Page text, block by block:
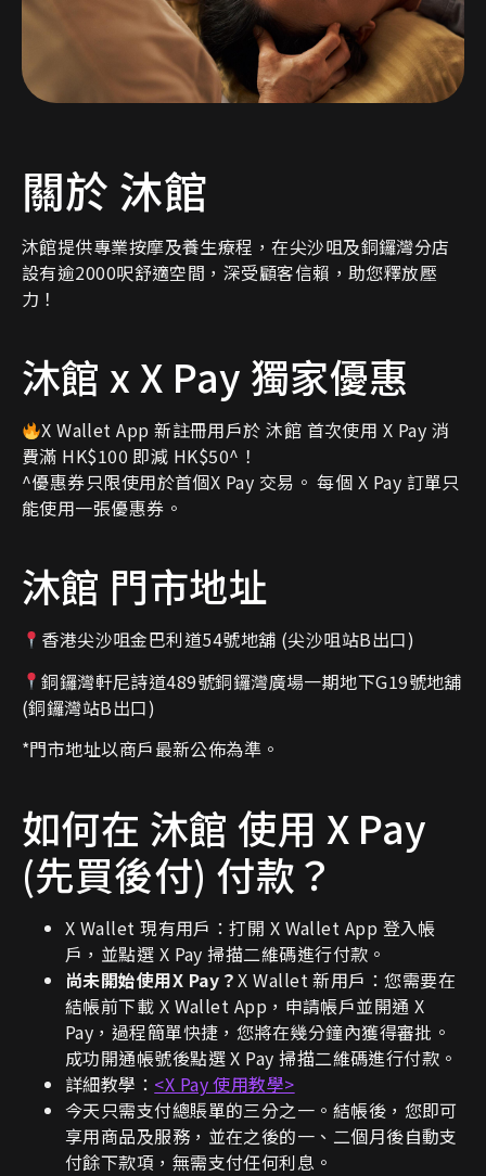
關於 沐館
沐館提供專業按摩及養生療程，在尖沙咀及銅鑼灣分店
設有逾2000呎舒適空間，深受顧客信賴，助您釋放壓
力！
沐館 x X Pay 獨家優惠
X Wallet App 新註冊用戶於 沐館 首次使用 X Pay 消
費滿 HK$100 即減 HK$50^！
^優惠券只限使用於首個X Pay 交易。 每個 X Pay 訂單只
能使用一張優惠券。
沐館 門市地址
香港尖沙咀金巴利道54號地舖 (尖沙咀站B出口)
銅鑼灣軒尼詩道489號銅鑼灣廣場一期地下G19號地舖
(銅鑼灣站B出口)
*門市地址以商戶最新公佈為準。
如何在 沐館 使用 X Pay
(先買後付) 付款？
X Wallet 現有用戶：打開 X Wallet App 登入帳
戶，並點選 X Pay 掃描二維碼進行付款。
尚未開始使用X Pay？X Wallet 新用戶：您需要在
結帳前下載 X Wallet App，申請帳戶並開通 X
Pay，過程簡單快捷，您將在幾分鐘內獲得審批。
成功開通帳號後點選 X Pay 掃描二維碼進行付款。
詳細教學： <X Pay 使用教學>
今天只需支付總賬單的三分之一。結帳後，您即可
享用商品及服務，並在之後的一、二個月後自動支
付餘下款項，無需支付任何利息。